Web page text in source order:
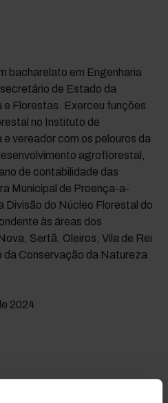
bacharelato em Engenharia
de Estado da
Florestas. Exerceu funções
no Instituto de
vereador com os pelouros da
agroflorestal,
de contabilidade das
Municipal de Proença-a-
Divisão do Núcleo Florestal do
às áreas dos
Sertã, Oleiros, Vila de Rei
Conservação da Natureza
2024